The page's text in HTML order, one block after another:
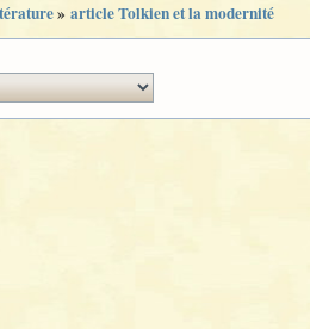
» article Tolkien et la modernité